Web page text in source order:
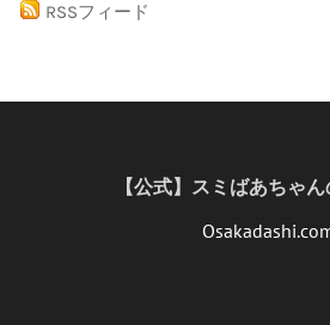
RSSフィード
【公式】スミばあちゃ